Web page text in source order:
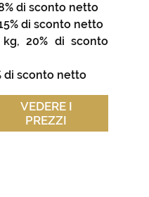
di sconto netto
di sconto netto
20% di sconto
di sconto netto
VEDERE I
PREZZI